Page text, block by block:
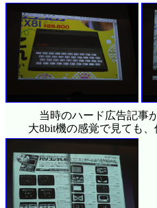
当時のハード広告記事
大8bit機の感覚で見ても